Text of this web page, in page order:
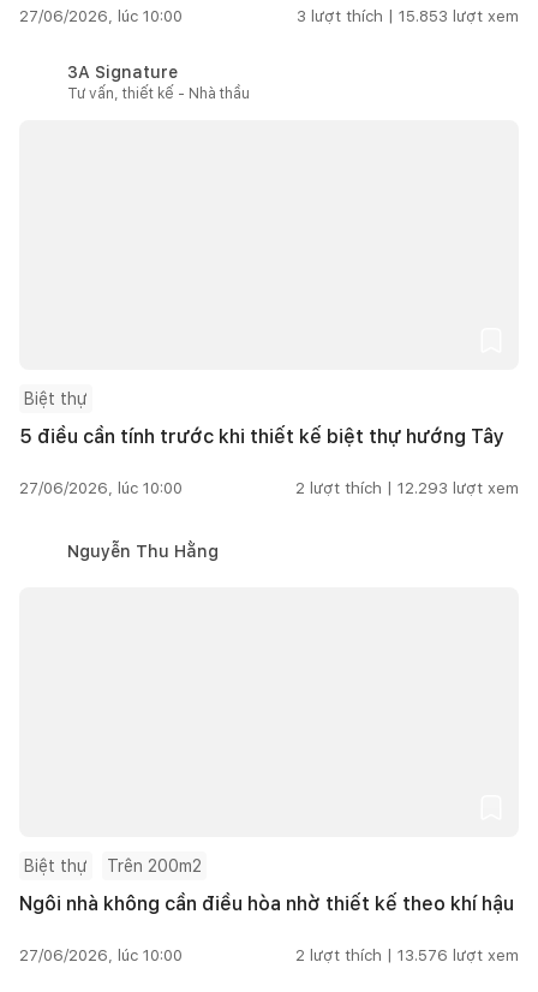
27/06/2026, lúc 10:00 3 lượt thích | 15.853 lượt xem
3A Signature
Tư vấn, thiết kế - Nhà thầu
Biệt thự
5 điều cần tính trước khi thiết kế biệt thự hướng Tây
27/06/2026, lúc 10:00 2 lượt thích | 12.293 lượt xem
Nguyễn Thu Hằng
Biệt thự Trên 200m2
Ngôi nhà không cần điều hòa nhờ thiết kế theo khí hậu
27/06/2026, lúc 10:00 2 lượt thích | 13.576 lượt xem